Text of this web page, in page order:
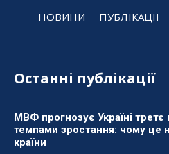
НОВИНИ ПУБЛІКАЦІЇ
Останні публікації
МВФ прогнозує Україні третє
темпами зростання: чому це
країни